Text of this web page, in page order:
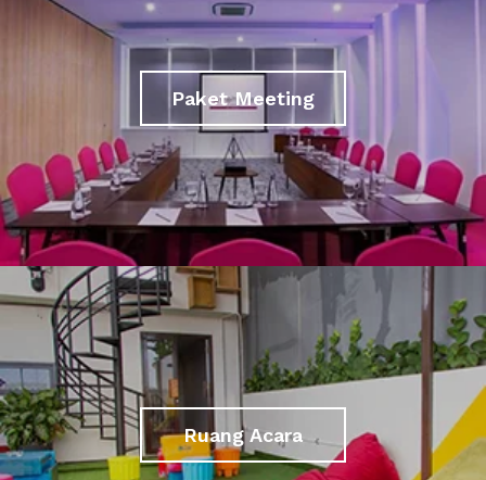
Paket Meeting
Ruang Acara